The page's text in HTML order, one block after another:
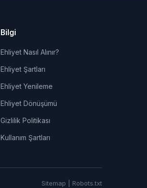
Bilgi
Ehliyet Nasıl Alınır?
Ehliyet Şartları
Ehliyet Yenileme
Ehliyet Dönüşümü
Gizlilik Politikası
Kullanım Şartları
Sitemap Robots.txt